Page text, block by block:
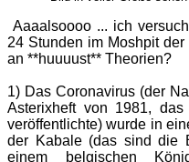
Aaaalsoooo ... ich
24 Stunden im Moshpit
an **huuuust** Theorien?
1) Das Coronavirus (der
Asterixheft von 1981,
veröffentlichte) wurde in
der Kabale (das sind die
einem belgischen